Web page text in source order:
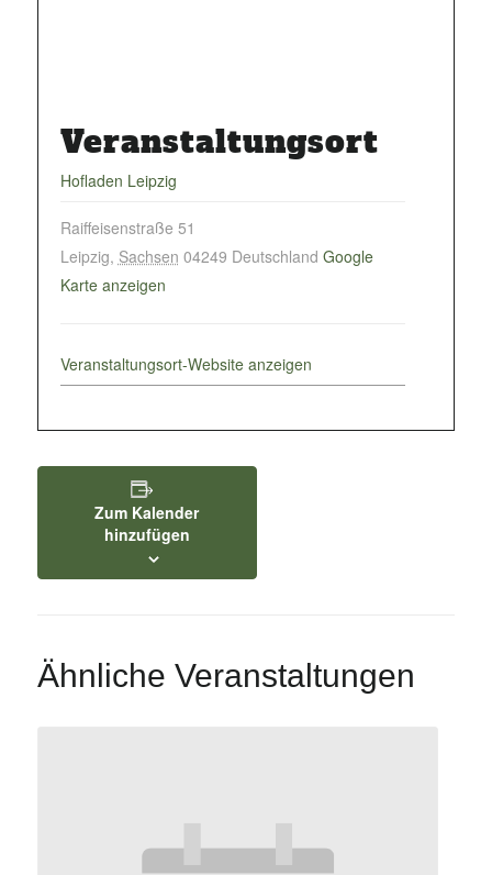
Veranstaltungsort
Hofladen Leipzig
Raiffeisenstraße 51
Leipzig, Sachsen 04249 Deutschland Google
Karte anzeigen
Veranstaltungsort-Website anzeigen
Zum Kalender
hinzufügen
Ähnliche Veranstaltungen